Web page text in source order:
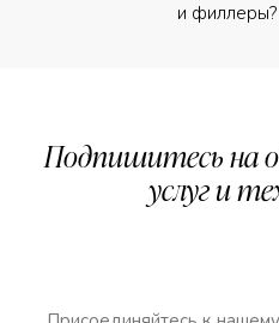
и филлеры?
Подпишитесь на
услуг и